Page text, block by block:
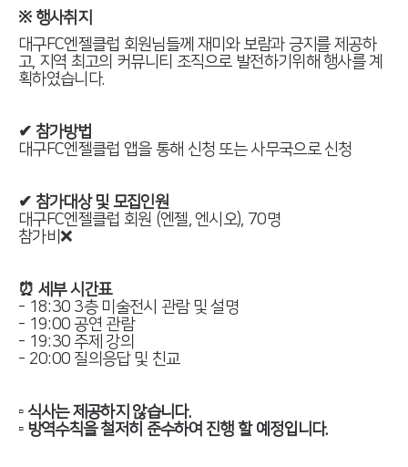
※ 행사취지
대구FC엔젤클럽 회원님들께 재미와 보람과 긍지를 제공하
고, 지역 최고의 커뮤니티 조직으로 발전하기위해 행사를 계
획하였습니다.
✔ 참가방법
대구FC엔젤클럽 앱을 통해 신청 또는 사무국으로 신청
✔ 참가대상 및 모집인원
대구FC엔젤클럽 회원 (엔젤, 엔시오), 70명
참가비❌
⏰ 세부 시간표
- 18:30 3층 미술전시 관람 및 설명
- 19:00 공연 관람
- 19:30 주제 강의
- 20:00 질의응답 및 친교
▫ 식사는 제공하지 않습니다.
▫ 방역수칙을 철저히 준수하여 진행 할 예정입니다.